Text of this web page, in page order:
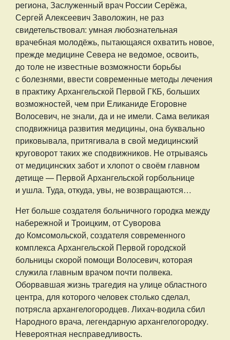
региона, Заслуженный врач России Серёжа,
Сергей Алексеевич Заволожин, не раз
свидетельствовал: умная любознательная
врачебная молодёжь, пытающаяся охватить новое,
прежде медицине Севера не ведомое, освоить,
до толе не известные возможности борьбы
с болезнями, ввести современные методы лечения
в практику Архангельской Первой ГКБ, больших
возможностей, чем при Еликаниде Егоровне
Волосевич, не знали, да и не имели. Сама великая
сподвижница развития медицины, она буквально
приковывала, притягивала в свой медицинский
круговорот таких же сподвижников. Не отрываясь
от медицинских забот и хлопот о своём главном
детище — Первой Архангельской горбольнице
и ушла. Туда, откуда, увы, не возвращаются…
Нет больше создателя больничного городка между
набережной и Троицким, от Суворова
до Комсомольской, создателя современного
комплекса Архангельской Первой городской
больницы скорой помощи Волосевич, которая
служила главным врачом почти полвека.
Оборвавшая жизнь трагедия на улице областного
центра, для которого человек столько сделал,
потрясла архангелогородцев. Лихач-водила сбил
Народного врача, легендарную архангелогородку.
Невероятная несправедливость.